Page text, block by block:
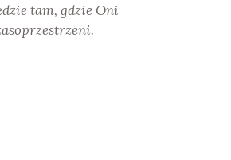
tam, gdzie Oni